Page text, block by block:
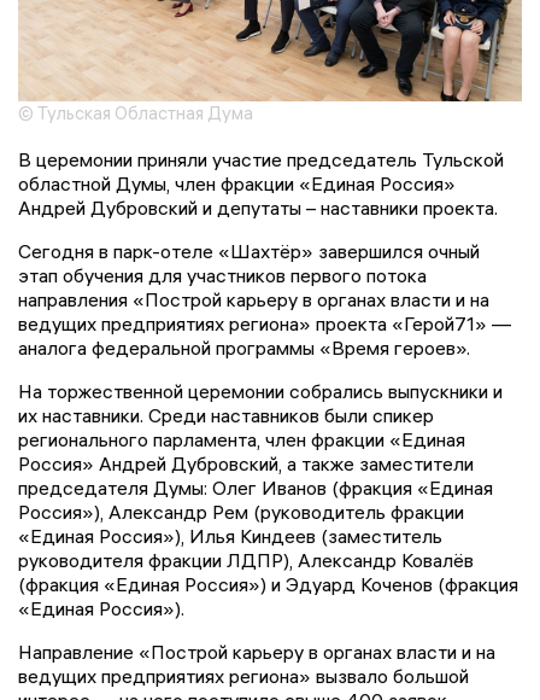
© Тульская Областная Дума
В церемонии приняли участие председатель Тульской
областной Думы, член фракции «Единая Россия»
Андрей Дубровский и депутаты – наставники проекта.
Сегодня в парк-отеле «Шахтёр» завершился очный
этап обучения для участников первого потока
направления «Построй карьеру в органах власти и на
ведущих предприятиях региона» проекта «Герой71» —
аналога федеральной программы «Время героев».
На торжественной церемонии собрались выпускники и
их наставники. Среди наставников были спикер
регионального парламента, член фракции «Единая
Россия» Андрей Дубровский, а также заместители
председателя Думы: Олег Иванов (фракция «Единая
Россия»), Александр Рем (руководитель фракции
«Единая Россия»), Илья Киндеев (заместитель
руководителя фракции ЛДПР), Александр Ковалёв
(фракция «Единая Россия») и Эдуард Коченов (фракция
«Единая Россия»).
Направление «Построй карьеру в органах власти и на
ведущих предприятиях региона» вызвало большой